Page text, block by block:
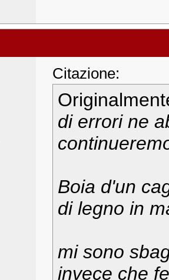
Citazione:
di errori ne
Boia d'un
di legno in
mi sono
invece che